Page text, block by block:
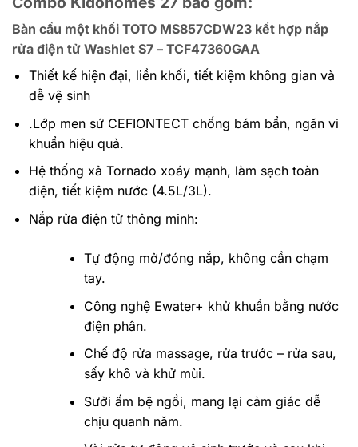
Bàn cầu một khối TOTO MS857CDW23 kết hợp nắp
rửa điện tử Washlet S7 – TCF47360GAA
Thiết kế hiện đại, liền khối, tiết kiệm không gian và
dễ vệ sinh
.Lớp men sứ CEFIONTECT chống bám bẩn, ngăn vi
khuẩn hiệu quả.
Hệ thống xả Tornado xoáy mạnh, làm sạch toàn
diện, tiết kiệm nước (4.5L/3L).
Nắp rửa điện tử thông minh:
Tự động mở/đóng nắp, không cần chạm
tay.
Công nghệ Ewater+ khử khuẩn bằng nước
điện phân.
Chế độ rửa massage, rửa trước – rửa sau,
sấy khô và khử mùi.
Sưởi ấm bệ ngồi, mang lại cảm giác dễ
chịu quanh năm.